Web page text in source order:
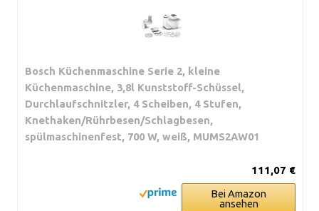
Bosch Küchenmaschine Serie 2, kleine
Küchenmaschine, 3,8l Kunststoff-Schüssel,
Durchlaufschnitzler, 4 Scheiben, 4 Stufen,
Knethaken/Rührbesen/Schlagbesen,
spülmaschinenfest, 700 W, weiß, MUMS2AW01
111,07 €
Bei Amazon
ansehen